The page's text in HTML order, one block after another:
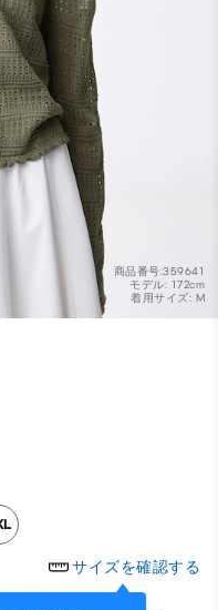
商品番号:359641
モデル: 172cm
着用サイズ: M
サイズを確認する